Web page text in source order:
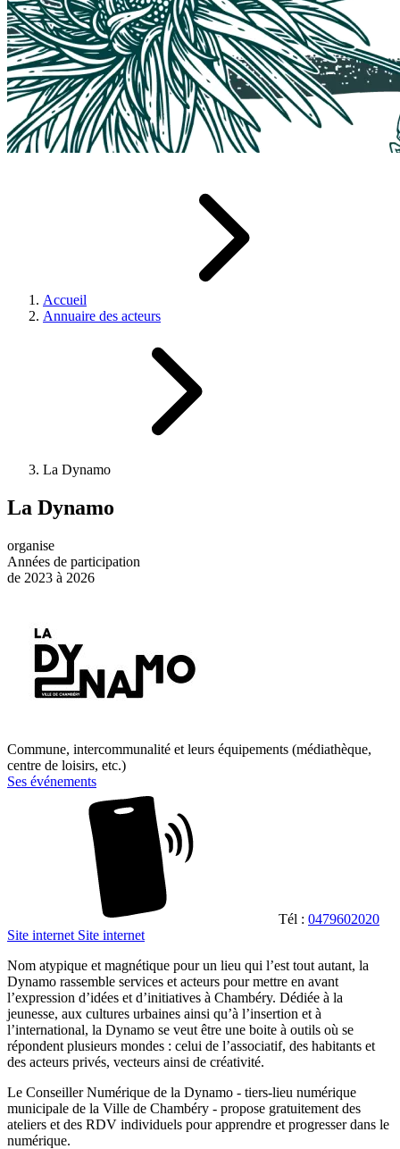
Accueil
Annuaire des acteurs
La Dynamo
La Dynamo
organise
Années de participation
de 2023 à 2026
Commune, intercommunalité et leurs équipements (médiathèque,
centre de loisirs, etc.)
Ses événements
Tél : 0479602020
Site internet Site internet
Nom atypique et magnétique pour un lieu qui l’est tout autant, la
Dynamo rassemble services et acteurs pour mettre en avant
l’expression d’idées et d’initiatives à Chambéry. Dédiée à la
jeunesse, aux cultures urbaines ainsi qu’à l’insertion et à
l’international, la Dynamo se veut être une boite à outils où se
répondent plusieurs mondes : celui de l’associatif, des habitants et
des acteurs privés, vecteurs ainsi de créativité.
Le Conseiller Numérique de la Dynamo - tiers-lieu numérique
municipale de la Ville de Chambéry - propose gratuitement des
ateliers et des RDV individuels pour apprendre et progresser dans le
numérique.